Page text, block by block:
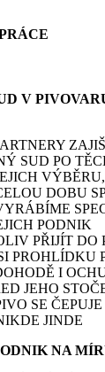
V
SUD PO
DOBU
PODNIK
PŘIJÍT DO
PROHLÍDKU
I
JEHO
SE
JINDE
NA